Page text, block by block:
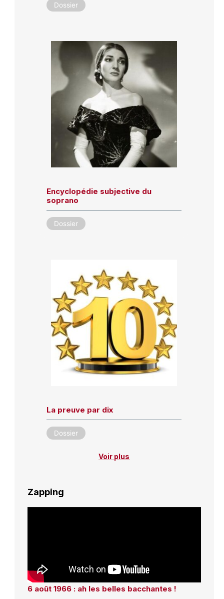
Dossier
Encyclopédie subjective du
soprano
Dossier
La preuve par dix
Dossier
Voir plus
Zapping
6 août 1966 : ah les belles bacchantes !